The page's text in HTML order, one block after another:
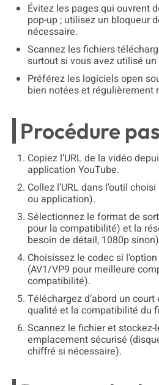
Évitez les pages qui ouvrent
pop-up ; utilisez un bloqueur
nécessaire.
Scannez les fichiers
surtout si vous avez utilisé
Préférez les logiciels open
bien notées et régulièrement
Procédure
Copiez l’URL de la vidéo
application YouTube.
Collez l’URL dans l’outil
ou application).
Sélectionnez le format de
pour la compatibilité) et la
besoin de détail, 1080p
Choisissez le codec si
(AV1/VP9 pour meilleure
compatibilité).
Téléchargez d’abord un
qualité et la compatibilité du
Scannez le fichier et stockez-
emplacement sécurisé
chiffré si nécessaire).